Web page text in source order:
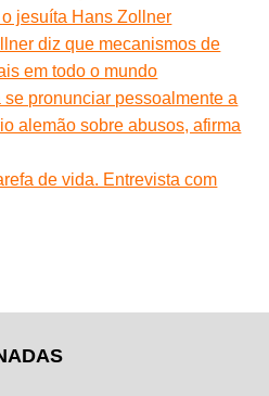
o jesuíta Hans Zollner
diz que mecanismos de
em todo o mundo
se pronunciar pessoalmente a
alemão sobre abusos, afirma
de vida. Entrevista com